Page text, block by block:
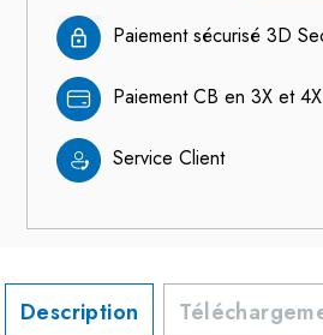
Paiement sécurisé 3D
Paiement CB en 3X et
Service Client
Description